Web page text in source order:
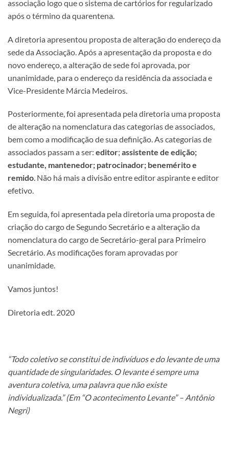
associação logo que o sistema de cartórios for regularizado
após o término da quarentena.
A diretoria apresentou proposta de alteração do endereço da
sede da Associação. Após a apresentação da proposta e do
novo endereço, a alteração de sede foi aprovada, por
unanimidade, para o endereço da residência da associada e
Vice-Presidente Márcia Medeiros.
Posteriormente, foi apresentada pela diretoria uma proposta
de alteração na nomenclatura das categorias de associados,
bem como a modificação de sua definição. As categorias de
associados passam a ser: editor; assistente de edição;
estudante, mantenedor; patrocinador; benemérito e
remido. Não há mais a divisão entre editor aspirante e editor
efetivo.
Em seguida, foi apresentada pela diretoria uma proposta de
criação do cargo de Segundo Secretário e a alteração da
nomenclatura do cargo de Secretário-geral para Primeiro
Secretário. As modificações foram aprovadas por
unanimidade.
Vamos juntos!
Diretoria edt. 2020
“Todo coletivo se constitui de indivíduos e do levante de uma
quantidade de singularidades. O levante é sempre uma
aventura coletiva, uma palavra que não existe
individualizada.” (Em “O acontecimento Levante” – Antônio
Negri)